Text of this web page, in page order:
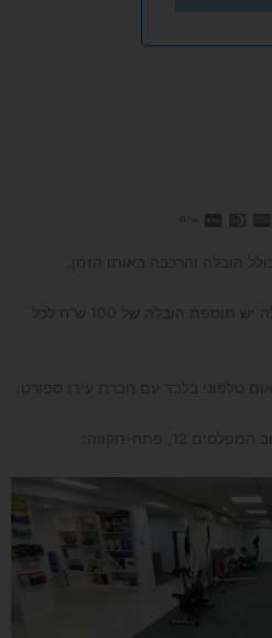
בבניין ללא מעלית מקומה 2 ומעלה יש תוספת הובלה של 100 ש”ח לכל
טלפוני בלבד עם חברת עידו ספורט.
פתח-תקווה: